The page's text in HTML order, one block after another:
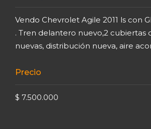
Vendo Chevrolet Agile 2011 ls con
. Tren delantero nuevo,2 cubiertas
nuevas, distribución nueva, aire
Precio
$ 7.500.000